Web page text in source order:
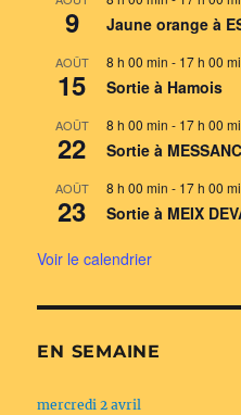
9 Jaune orange à
AOÛT
15
8 h 00 min - 17 h 00
Sortie à Hamois
AOÛT
22
8 h 00 min - 17 h 00
Sortie à
AOÛT
23
8 h 00 min - 17 h 00
Sortie à MEIX
Voir le calendrier
EN SEMAINE
mercredi 2 avril